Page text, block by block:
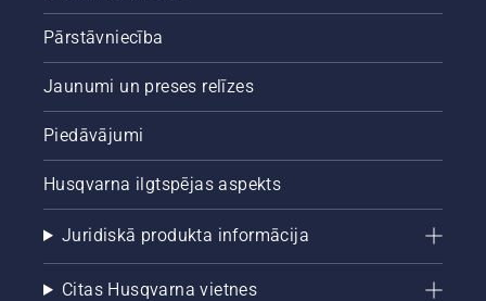
Pārstāvniecība
Jaunumi un preses relīzes
Piedāvājumi
Husqvarna ilgtspējas aspekts
Juridiskā produkta informācija
Citas Husqvarna vietnes